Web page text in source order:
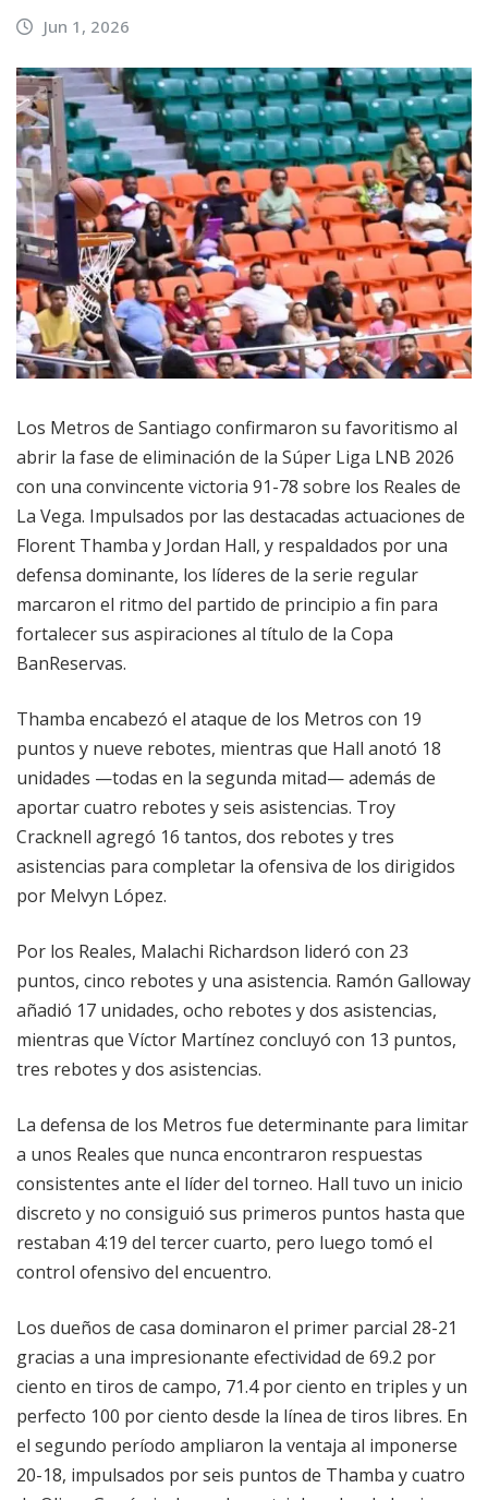
Jun 1, 2026
Los Metros de Santiago confirmaron su favoritismo al
abrir la fase de eliminación de la Súper Liga LNB 2026
con una convincente victoria 91-78 sobre los Reales de
La Vega. Impulsados por las destacadas actuaciones de
Florent Thamba y Jordan Hall, y respaldados por una
defensa dominante, los líderes de la serie regular
marcaron el ritmo del partido de principio a fin para
fortalecer sus aspiraciones al título de la Copa
BanReservas.
Thamba encabezó el ataque de los Metros con 19
puntos y nueve rebotes, mientras que Hall anotó 18
unidades —todas en la segunda mitad— además de
aportar cuatro rebotes y seis asistencias. Troy
Cracknell agregó 16 tantos, dos rebotes y tres
asistencias para completar la ofensiva de los dirigidos
por Melvyn López.
Por los Reales, Malachi Richardson lideró con 23
puntos, cinco rebotes y una asistencia. Ramón Galloway
añadió 17 unidades, ocho rebotes y dos asistencias,
mientras que Víctor Martínez concluyó con 13 puntos,
tres rebotes y dos asistencias.
La defensa de los Metros fue determinante para limitar
a unos Reales que nunca encontraron respuestas
consistentes ante el líder del torneo. Hall tuvo un inicio
discreto y no consiguió sus primeros puntos hasta que
restaban 4:19 del tercer cuarto, pero luego tomó el
control ofensivo del encuentro.
Los dueños de casa dominaron el primer parcial 28-21
gracias a una impresionante efectividad de 69.2 por
ciento en tiros de campo, 71.4 por ciento en triples y un
perfecto 100 por ciento desde la línea de tiros libres. En
el segundo período ampliaron la ventaja al imponerse
20-18, impulsados por seis puntos de Thamba y cuatro